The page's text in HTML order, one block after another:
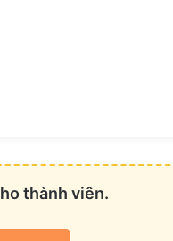
thành viên.